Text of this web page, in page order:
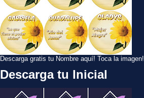
Descarga gratis tu Nombre aquí! Toca la imagen!
Descarga tu Inicial